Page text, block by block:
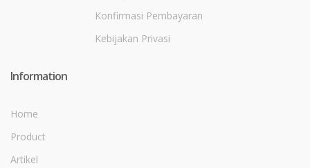
Konfirmasi Pembayaran
Kebijakan Privasi
Information
Home
Product
Artikel